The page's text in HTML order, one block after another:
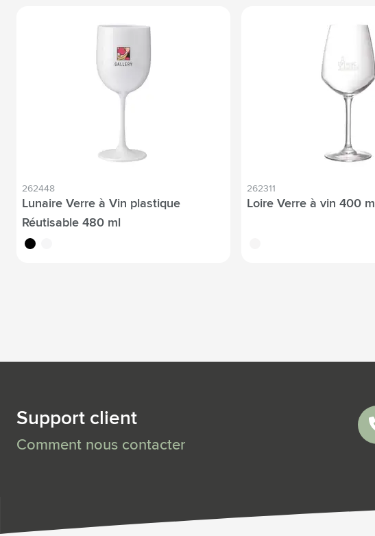
262448
Lunaire Verre à Vin plastique
Réutisable 480 ml
noir
262311
Loire Verre à vin 400 ml
Support client
Comment nous contacter